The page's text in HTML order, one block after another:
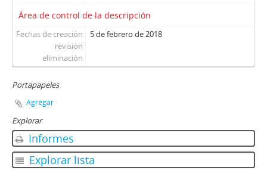
Área de control de la descripción
Fechas de creación
revisión
eliminación
5 de febrero de 2018
Portapapeles
Agregar
Explorar
Informes
Explorar lista